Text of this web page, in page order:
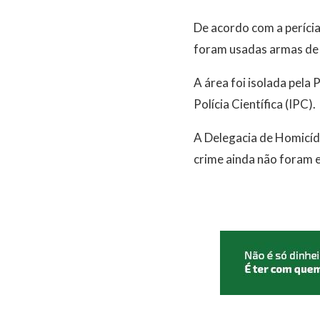
De acordo com a
foram usadas armas
A área foi isolada pela
Polícia Científica (IPC).
A Delegacia de
crime ainda não foram